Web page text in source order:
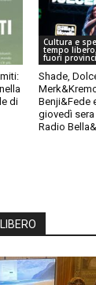
di
Cultura e
tempo
fuori
Shade,
Benji&Fede
giovedì
Radio